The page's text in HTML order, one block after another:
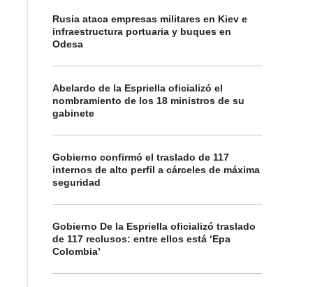
Rusia ataca empresas militares en Kiev e
infraestructura portuaria y buques en
Odesa
Abelardo de la Espriella oficializó el
nombramiento de los 18 ministros de su
gabinete
Gobierno confirmó el traslado de 117
internos de alto perfil a cárceles de máxima
seguridad
Gobierno De la Espriella oficializó traslado
de 117 reclusos: entre ellos está ‘Epa
Colombia’